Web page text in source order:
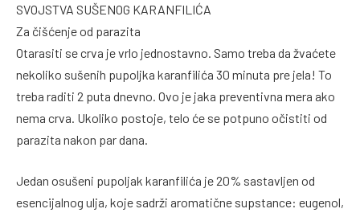
SVOJSTVA SUŠENOG KARANFILIĆA
Za čišćenje od parazita
Otarasiti se crva je vrlo jednostavno. Samo treba da žvaćete
nekoliko sušenih pupoljka karanfilića 30 minuta pre jela! To
treba raditi 2 puta dnevno. Ovo je jaka preventivna mera ako
nema crva. Ukoliko postoje, telo će se potpuno očistiti od
parazita nakon par dana.
Jedan osušeni pupoljak karanfilića je 20% sastavljen od
esencijalnog ulja, koje sadrži aromatične supstance: eugenol,